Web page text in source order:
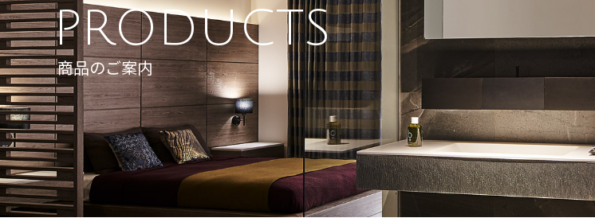
PRODUCTS
商品のご案内